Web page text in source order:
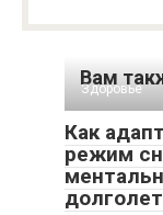
Вам
Здоровье
Как
режим